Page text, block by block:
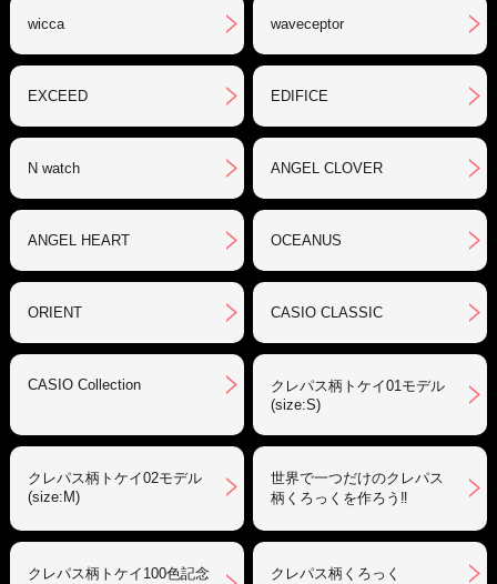
wicca waveceptor
EXCEED EDIFICE
N watch ANGEL CLOVER
ANGEL HEART OCEANUS
ORIENT CASIO CLASSIC
CASIO Collection
クレパス柄トケイ01モデル
(size:S)
クレパス柄トケイ02モデル
(size:M)
世界で一つだけのクレパス
柄くろっくを作ろう‼︎
クレパス柄トケイ100色記念
クレパス柄くろっく